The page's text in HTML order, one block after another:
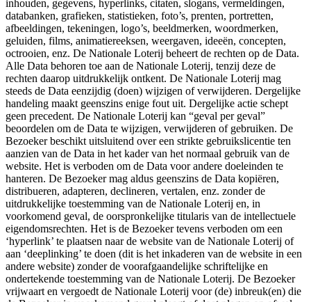
inhouden, gegevens, hyperlinks, citaten, slogans, vermeldingen,
databanken, grafieken, statistieken, foto’s, prenten, portretten,
afbeeldingen, tekeningen, logo’s, beeldmerken, woordmerken,
geluiden, films, animatiereeksen, weergaven, ideeën, concepten,
octrooien, enz. De Nationale Loterij beheert de rechten op de Data.
Alle Data behoren toe aan de Nationale Loterij, tenzij deze de
rechten daarop uitdrukkelijk ontkent. De Nationale Loterij mag
steeds de Data eenzijdig (doen) wijzigen of verwijderen. Dergelijke
handeling maakt geenszins enige fout uit. Dergelijke actie schept
geen precedent. De Nationale Loterij kan “geval per geval”
beoordelen om de Data te wijzigen, verwijderen of gebruiken. De
Bezoeker beschikt uitsluitend over een strikte gebruikslicentie ten
aanzien van de Data in het kader van het normaal gebruik van de
website. Het is verboden om de Data voor andere doeleinden te
hanteren. De Bezoeker mag aldus geenszins de Data kopiëren,
distribueren, adapteren, declineren, vertalen, enz. zonder de
uitdrukkelijke toestemming van de Nationale Loterij en, in
voorkomend geval, de oorspronkelijke titularis van de intellectuele
eigendomsrechten. Het is de Bezoeker tevens verboden om een
‘hyperlink’ te plaatsen naar de website van de Nationale Loterij of
aan ‘deeplinking’ te doen (dit is het inkaderen van de website in een
andere website) zonder de voorafgaandelijke schriftelijke en
ondertekende toestemming van de Nationale Loterij. De Bezoeker
vrijwaart en vergoedt de Nationale Loterij voor (de) inbreuk(en) die